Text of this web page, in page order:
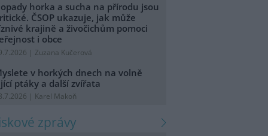
horka a sucha na přírodu jsou
ČSOP ukazuje, jak může
krajině a živočichům pomoci
i obce
| Zuzana Kučerová
v horkých dnech na volně
ptáky a další zvířata
| Karel Makoň
zprávy